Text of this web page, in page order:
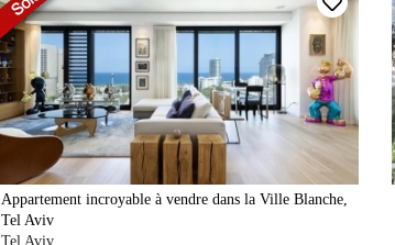
Appartement incroyable à vendre dans la Ville Blanche,
Tel Aviv
Tel Aviv